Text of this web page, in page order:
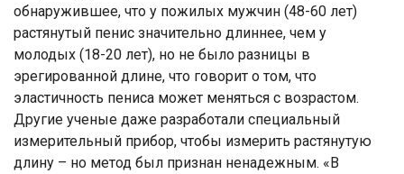
обнаружившее, что у пожилых мужчин (48-60 лет)
растянутый пенис значительно длиннее, чем у
молодых (18-20 лет), но не было разницы в
эрегированной длине, что говорит о том, что
эластичность пениса может меняться с возрастом.
Другие ученые даже разработали специальный
измерительный прибор, чтобы измерить растянутую
длину – но метод был признан ненадежным. «В